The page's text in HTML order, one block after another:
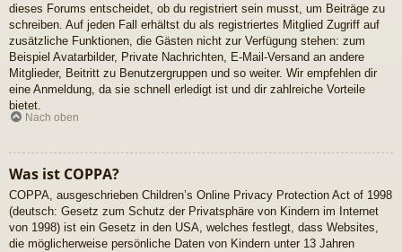
dieses Forums entscheidet, ob du registriert sein musst, um Beiträge zu
schreiben. Auf jeden Fall erhältst du als registriertes Mitglied Zugriff auf
zusätzliche Funktionen, die Gästen nicht zur Verfügung stehen: zum
Beispiel Avatarbilder, Private Nachrichten, E-Mail-Versand an andere
Mitglieder, Beitritt zu Benutzergruppen und so weiter. Wir empfehlen dir
eine Anmeldung, da sie schnell erledigt ist und dir zahlreiche Vorteile
bietet.
Nach oben
Was ist COPPA?
COPPA, ausgeschrieben Children’s Online Privacy Protection Act of 1998
(deutsch: Gesetz zum Schutz der Privatsphäre von Kindern im Internet
von 1998) ist ein Gesetz in den USA, welches festlegt, dass Websites,
die möglicherweise persönliche Daten von Kindern unter 13 Jahren